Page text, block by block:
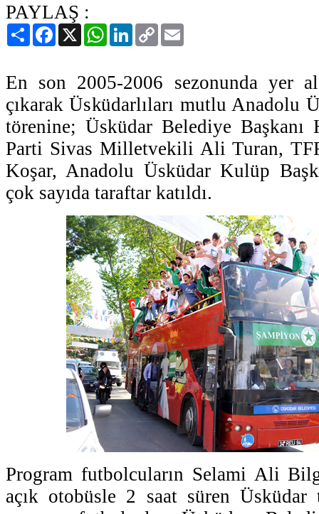
PAYLAŞ :
PaylaşFacebook
X WhatsAppLinkedIn
Copy
Link
En son 2005-2006 sezonunda yer
çıkarak Üsküdarlıları mutlu Anadolu
törenine; Üsküdar Belediye
Parti Sivas Milletvekili Ali Turan,
Koşar, Anadolu Üsküdar Kulüp
çok sayıda taraftar katıldı.
Program futbolcuların Selami Ali
açık otobüsle 2 saat süren Üsküdar